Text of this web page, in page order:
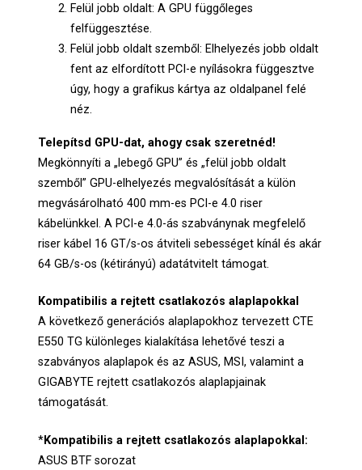
Felül jobb oldalt: A GPU függőleges
felfüggesztése.
Felül jobb oldalt szemből: Elhelyezés jobb oldalt
fent az elfordított PCI-e nyílásokra függesztve
úgy, hogy a grafikus kártya az oldalpanel felé
néz.
Telepítsd GPU-dat, ahogy csak szeretnéd!
Megkönnyíti a „lebegő GPU” és „felül jobb oldalt
szemből” GPU-elhelyezés megvalósítását a külön
megvásárolható 400 mm-es PCI-e 4.0 riser
kábelünkkel. A PCI-e 4.0-ás szabványnak megfelelő
riser kábel 16 GT/s-os átviteli sebességet kínál és akár
64 GB/s-os (kétirányú) adatátvitelt támogat.
Kompatibilis a rejtett csatlakozós alaplapokkal
A következő generációs alaplapokhoz tervezett CTE
E550 TG különleges kialakítása lehetővé teszi a
szabványos alaplapok és az ASUS, MSI, valamint a
GIGABYTE rejtett csatlakozós alaplapjainak
támogatását.
*Kompatibilis a rejtett csatlakozós alaplapokkal:
ASUS BTF sorozat